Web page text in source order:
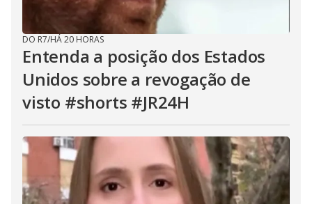
DO R7/HÁ 20 HORAS
Entenda a posição dos Estados
Unidos sobre a revogação de
visto #shorts #JR24H